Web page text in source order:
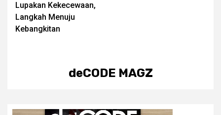
Lupakan Kekecewaan,
Langkah Menuju
Kebangkitan
deCODE MAGZ